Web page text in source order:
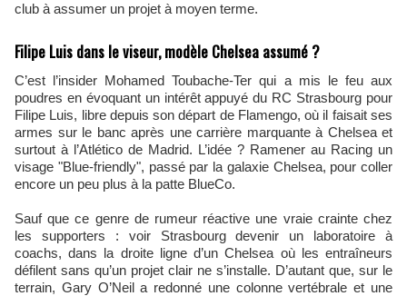
club à assumer un projet à moyen terme.
Filipe Luis dans le viseur, modèle Chelsea assumé ?
C’est l’insider Mohamed Toubache-Ter qui a mis le feu aux
poudres en évoquant un intérêt appuyé du RC Strasbourg pour
Filipe Luis, libre depuis son départ de Flamengo, où il faisait ses
armes sur le banc après une carrière marquante à Chelsea et
surtout à l’Atlético de Madrid. L’idée ? Ramener au Racing un
visage "Blue-friendly", passé par la galaxie Chelsea, pour coller
encore un peu plus à la patte BlueCo.
Sauf que ce genre de rumeur réactive une vraie crainte chez
les supporters : voir Strasbourg devenir un laboratoire à
coachs, dans la droite ligne d’un Chelsea où les entraîneurs
défilent sans qu’un projet clair ne s’installe. D’autant que, sur le
terrain, Gary O’Neil a redonné une colonne vertébrale et une